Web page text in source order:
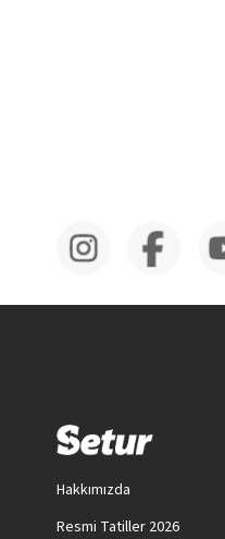
Hakkımızda
Resmi Tatiller 2026